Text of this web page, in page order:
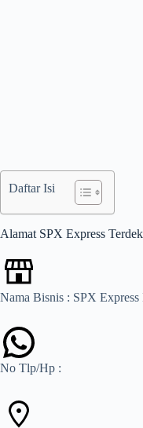
Daftar Isi
Alamat SPX Express
Nama Bisnis : SPX
No Tlp/Hp :